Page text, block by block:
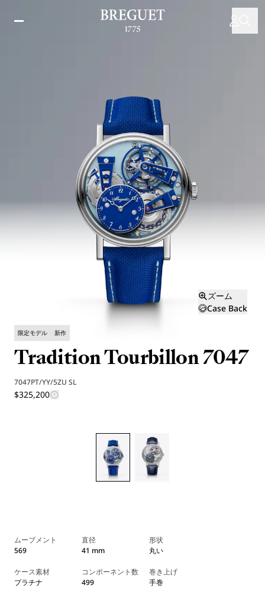
ズーム
Case Back
限定モデル 新作
Tradition Tourbillon 7047
7047PT/YY/5ZU SL
$325,200
ムーブメント
569
直径
41 mm
形状
丸い
ケース素材
プラチナ
コンポーネント数
499
巻き上げ
手巻